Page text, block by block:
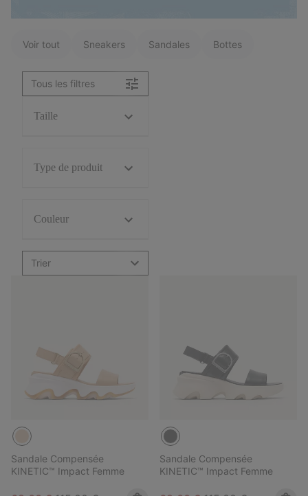
Voir tout Sneakers Sandales Bottes
Tous les filtres
Taille
Type de produit
Couleur
Trier
Sandale Compensée
KINETIC™ Impact Femme
Sandale Compensée
KINETIC™ Impact Femme